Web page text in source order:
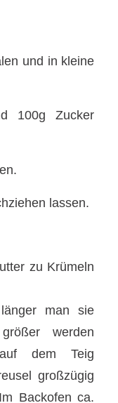
und in kleine
100g Zucker
lassen.
zu Krümeln
man sie
werden
dem Teig
großzügig
Backofen ca.